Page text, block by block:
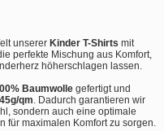
unserer Kinder T-Shirts mit
perfekte Mischung aus Komfort,
höherschlagen lassen.
Baumwolle gefertigt und
qm . Dadurch garantieren wir
sondern auch eine optimale
für maximalen Komfort zu sorgen.